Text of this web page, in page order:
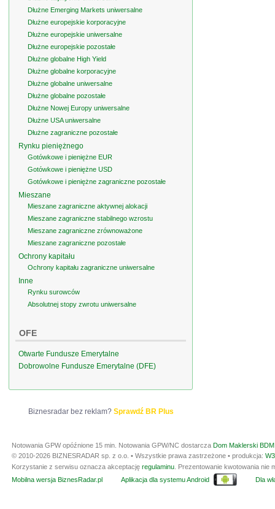
Dłużne Emerging Markets uniwersalne
Dłużne europejskie korporacyjne
Dłużne europejskie uniwersalne
Dłużne europejskie pozostałe
Dłużne globalne High Yield
Dłużne globalne korporacyjne
Dłużne globalne uniwersalne
Dłużne globalne pozostałe
Dłużne Nowej Europy uniwersalne
Dłużne USA uniwersalne
Dłużne zagraniczne pozostałe
Rynku pieniężnego
Gotówkowe i pieniężne EUR
Gotówkowe i pieniężne USD
Gotówkowe i pieniężne zagraniczne pozostałe
Mieszane
Mieszane zagraniczne aktywnej alokacji
Mieszane zagraniczne stabilnego wzrostu
Mieszane zagraniczne zrównoważone
Mieszane zagraniczne pozostałe
Ochrony kapitału
Ochrony kapitału zagraniczne uniwersalne
Inne
Rynku surowców
Absolutnej stopy zwrotu uniwersalne
OFE
Otwarte Fundusze Emerytalne
Dobrowolne Fundusze Emerytalne (DFE)
Biznesradar bez reklam? Sprawdź BR Plus
Notowania GPW opóźnione 15 min. Notowania GPW/NC dostarcza Dom Maklerski
© 2010-2026 BIZNESRADAR sp. z o.o. • Wszystkie prawa zastrzeżone • produkcja:
Korzystanie z serwisu oznacza akceptację regulaminu . Prezentowanie kwotowania
Mobilna wersja BiznesRadar.pl
Aplikacja dla systemu Android Dla